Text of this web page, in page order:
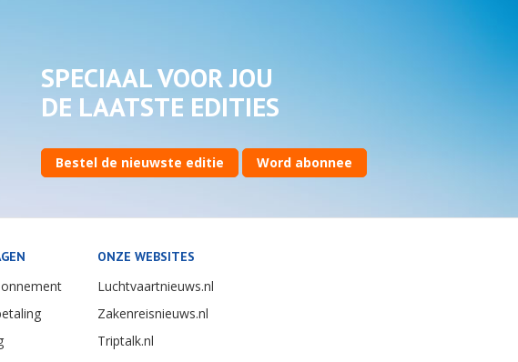
SPECIAAL VOOR JOU
DE LAATSTE EDITIES
Bestel de nieuwste editie Word abonnee
ONZE WEBSITES
Luchtvaartnieuws.nl
Zakenreisnieuws.nl
Triptalk.nl